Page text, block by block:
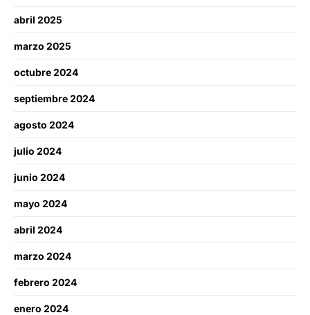
abril 2025
marzo 2025
octubre 2024
septiembre 2024
agosto 2024
julio 2024
junio 2024
mayo 2024
abril 2024
marzo 2024
febrero 2024
enero 2024